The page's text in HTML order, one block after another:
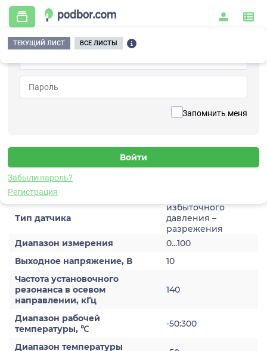
Запомнить меня
Забыли пароль?
Регистрация
ТЕКУЩИЙ ЛИСТ ВСЕ ЛИСТЫ
Главная / Контрольно-измерительные приборы и автоматика / Датчики /
Статико-динамического давления / 6V201TP-1000
Датчик статико-динамического давления
Характеристики
Тип датчика
избыточного
давления –
разрежения
Диапазон измерения
0...100
Выходное напряжение, В
10
Частота установочного
резонанса в осевом
направлении, кГц
140
Диапазон рабочей
температуры, ℃
-50:300
Диапазон температуры